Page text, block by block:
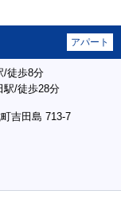
アパート
/徒歩8分
駅/徒歩28分
吉田島 713-7